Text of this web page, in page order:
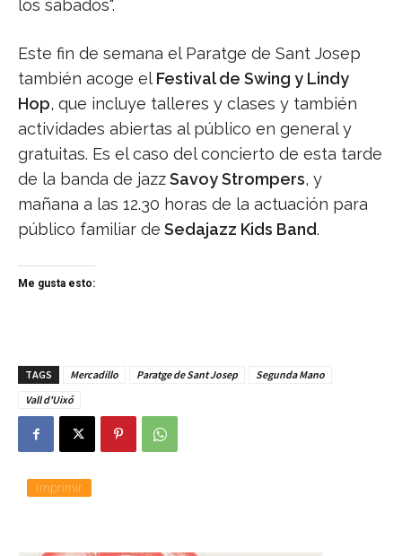
los sábados".
Este fin de semana el Paratge de Sant Josep
también acoge el Festival de Swing y Lindy
Hop, que incluye talleres y clases y también
actividades abiertas al público en general y
gratuitas. Es el caso del concierto de esta tarde
de la banda de jazzSavoy Strompers, y
mañana a las 12.30 horas de la actuación para
público familiar de Sedajazz Kids Band.
Me gusta esto:
TAGS Mercadillo Paratge de Sant Josep
Segunda Mano
Vall d'Uixó
Imprimir